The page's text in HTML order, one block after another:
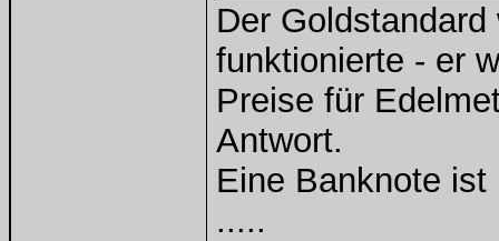
Der
funktionierte - er
Preise für
Antwort.
Eine Banknote
.....